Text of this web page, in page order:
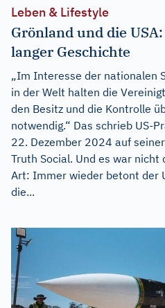
Leben & Lifestyle
Grönland und die
langer Geschichte
„Im Interesse der nationalen
in der Welt halten die
den Besitz und die Kontrolle
notwendig.“ Das schrieb US-
22. Dezember 2024 auf
Truth Social. Und es war
Art: Immer wieder betont der
die...